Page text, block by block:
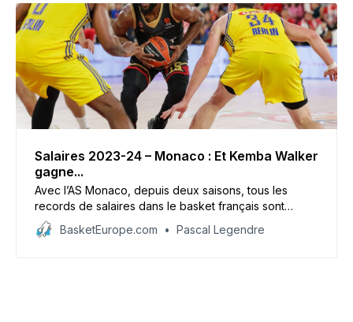
Salaires 2023-24 – Monaco : Et Kemba Walker
gagne...
Avec l’AS Monaco, depuis deux saisons, tous les
records de salaires dans le basket français sont
pulvérisés. Mike James est un candidat au trophée de
MVP de l’Euroleague et Kemba Walker est une
BasketEurope.com Pascal Legendre